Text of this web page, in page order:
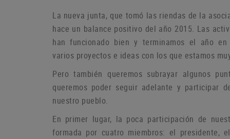
La nueva junta, que tomó las riendas de la
hace un balance positivo del año 2015. Las
han funcionado bien y terminamos el año
varios proyectos e ideas con los que estamos
Pero también queremos subrayar algunos
queremos poder seguir adelante y participar
nuestro pueblo.
En primer lugar, la poca participación de
formada por cuatro miembros: el presidente,